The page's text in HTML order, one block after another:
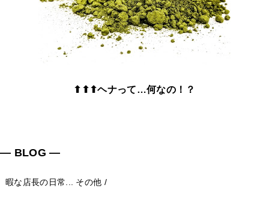
⬆⬆⬆ヘナって…何なの！？
― BLOG ―
暇な店長の日常... その他 /